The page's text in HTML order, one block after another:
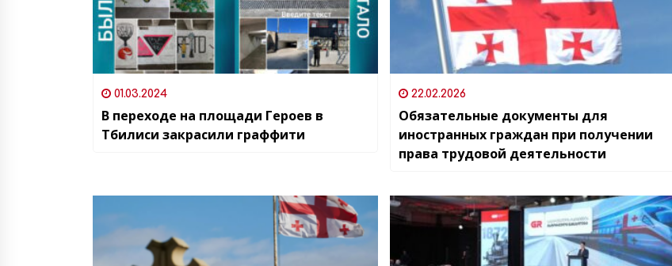
01.03.2024
В переходе на площади Героев в
Тбилиси закрасили граффити
22.02.2026
Обязательные документы для
иностранных граждан при получении
права трудовой деятельности